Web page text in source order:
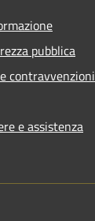
pubblica
contravvenzioni
e assistenza